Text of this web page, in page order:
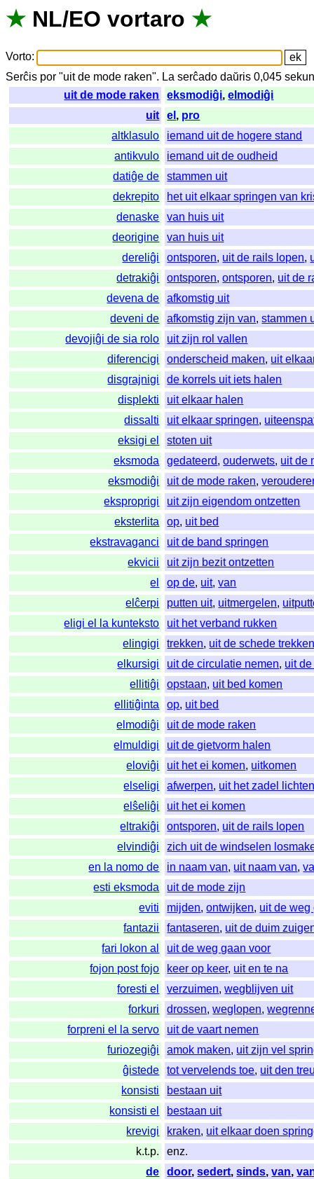
★ NL/EO vortaro ★
Vorto:
Serĉis por "uit de mode raken". La serĉado daŭris 0,045
uit de mode raken
eksmodiĝi,elmodiĝi
uit
el , pro
altklasulo
iemand uit de hogere stand
antikvulo
iemand uit de oudheid
datiĝe de
stammen uit
dekrepito
het uit elkaar springen van
denaske
van huis uit
deorigine
van huis uit
dereliĝi
ontsporen, uit de rails lopen,
detrakiĝi
ontsporen,ontsporen, uit de
devena de
afkomstig uit
deveni de
afkomstig zijn van,stammen
devojiĝi de sia rolo
uit zijn rol vallen
diferencigi
onderscheid maken, uit
disgrajnigi
de korrels uit iets halen
displekti
uit elkaar halen
dissalti
uit elkaar springen,
eksigi el
stoten uit
eksmoda
gedateerd,ouderwets, uit de
eksmodiĝi
uit de mode raken,
eksproprigi
uit zijn eigendom ontzetten
eksterlita
op, uit bed
ekstravaganci
uit de band springen
ekvicii
uit zijn bezit ontzetten
el
op de, uit,van
elĉerpi
putten uit, uitmergelen,
eligi el la kunteksto
uit het verband rukken
elingigi
trekken, uit de schede
elkursigi
uit de circulatie nemen, uit
ellitiĝi
opstaan, uit bed komen
ellitiĝinta
op, uit bed
elmodiĝi
uit de mode raken
elmuldigi
uit de gietvorm halen
eloviĝi
uit het ei komen, uitkomen
elseligi
afwerpen, uit het zadel
elŝeliĝi
uit het ei komen
eltrakiĝi
ontsporen, uit de rails lopen
elvindiĝi
zich uit de windselen
en la nomo de
in naam van, uit naam van,
esti eksmoda
uit de mode zijn
eviti
mijden,ontwijken, uit de weg
fantazii
fantaseren, uit de duim
fari lokon al
uit de weg gaan voor
fojon post fojo
keer op keer, uit en te na
foresti el
verzuimen,wegblijven uit
forkuri
drossen,weglopen,
forpreni el la servo
uit de vaart nemen
furiozegiĝi
amok maken, uit zijn vel
ĝistede
tot vervelends toe, uit den
konsisti
bestaan uit
konsisti el
bestaan uit
krevigi
kraken, uit elkaar doen
k.t.p.
enz.
de
door,sedert,sinds,van,